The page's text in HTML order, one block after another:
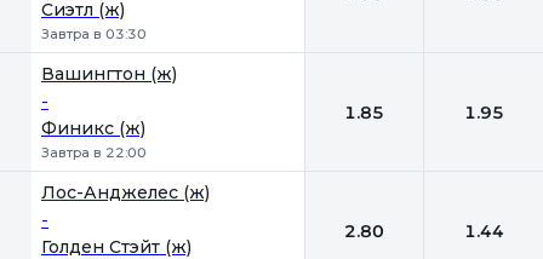
Сиэтл (ж)
Завтра в 03:30
Вашингтон (ж)
-
Финикс (ж)
Завтра в 22:00
1.85 1.95
Лос-Анджелес (ж)
-
Голден Стэйт (ж)
2.80 1.44